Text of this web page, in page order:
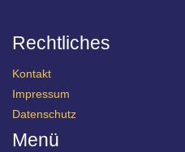
Rechtliches
Kontakt
Impressum
Datenschutz
Menü